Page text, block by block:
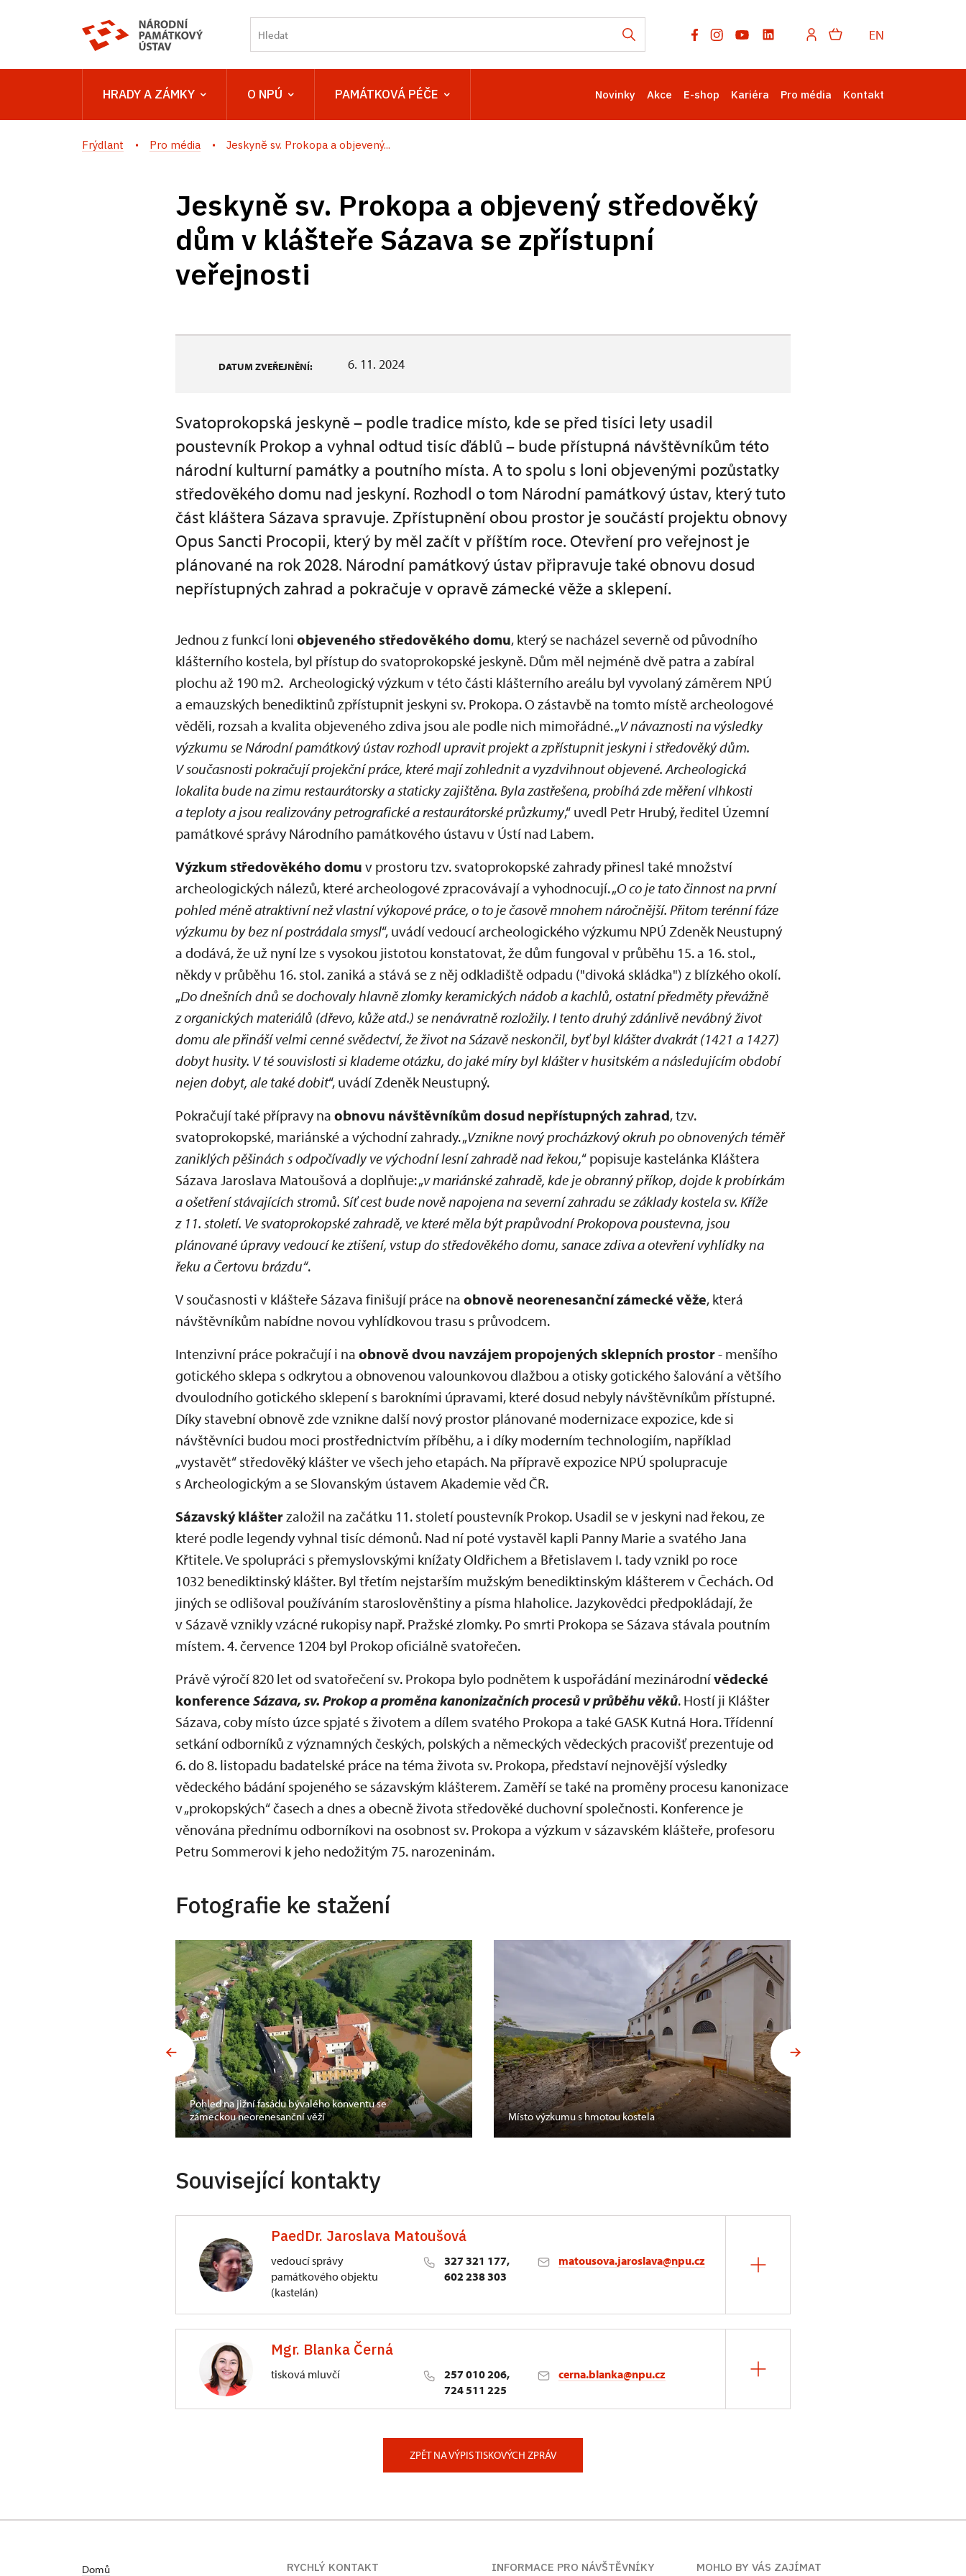
EN
HRADY A ZÁMKY O NPÚ PAMÁTKOVÁ PÉČE Novinky Akce E-shop Kariéra Pro média Kontakt
Frýdlant Pro média Jeskyně sv. Prokopa a objevený...
Jeskyně sv. Prokopa a objevený středověký
dům v klášteře Sázava se zpřístupní
veřejnosti
DATUM ZVEŘEJNĚNÍ: 6. 11. 2024
Svatoprokopská jeskyně – podle tradice místo, kde se před tisíci lety usadil
poustevník Prokop a vyhnal odtud tisíc ďáblů – bude přístupná návštěvníkům této
národní kulturní památky a poutního místa. A to spolu s loni objevenými pozůstatky
středověkého domu nad jeskyní. Rozhodl o tom Národní památkový ústav, který tuto
část kláštera Sázava spravuje. Zpřístupnění obou prostor je součástí projektu obnovy
Opus Sancti Procopii, který by měl začít v příštím roce. Otevření pro veřejnost je
plánované na rok 2028. Národní památkový ústav připravuje také obnovu dosud
nepřístupných zahrad a pokračuje v opravě zámecké věže a sklepení.
Jednou z funkcí loni objeveného středověkého domu, který se nacházel severně od původního
klášterního kostela, byl přístup do svatoprokopské jeskyně. Dům měl nejméně dvě patra a zabíral
plochu až 190 m2. Archeologický výzkum v této části klášterního areálu byl vyvolaný záměrem NPÚ
a emauzských benediktinů zpřístupnit jeskyni sv. Prokopa. O zástavbě na tomto místě archeologové
věděli, rozsah a kvalita objeveného zdiva jsou ale podle nich mimořádné. „V návaznosti na výsledky
výzkumu se Národní památkový ústav rozhodl upravit projekt a zpřístupnit jeskyni i středověký dům.
V současnosti pokračují projekční práce, které mají zohlednit a vyzdvihnout objevené. Archeologická
lokalita bude na zimu restaurátorsky a staticky zajištěna. Byla zastřešena, probíhá zde měření vlhkosti
a teploty a jsou realizovány petrografické a restaurátorské průzkumy,“ uvedl Petr Hrubý, ředitel Územní
památkové správy Národního památkového ústavu v Ústí nad Labem.
Výzkum středověkého domu v prostoru tzv. svatoprokopské zahrady přinesl také množství
archeologických nálezů, které archeologové zpracovávají a vyhodnocují. „O co je tato činnost na první
pohled méně atraktivní než vlastní výkopové práce, o to je časově mnohem náročnější. Přitom terénní fáze
výzkumu by bez ní postrádala smysl“, uvádí vedoucí archeologického výzkumu NPÚ Zdeněk Neustupný
a dodává, že už nyní lze s vysokou jistotou konstatovat, že dům fungoval v průběhu 15. a 16. stol.,
někdy v průběhu 16. stol. zaniká a stává se z něj odkladiště odpadu ("divoká skládka") z blízkého okolí.
„Do dnešních dnů se dochovaly hlavně zlomky keramických nádob a kachlů, ostatní předměty převážně
z organických materiálů (dřevo, kůže atd.) se nenávratně rozložily. I tento druhý zdánlivě nevábný život
domu ale přináší velmi cenné svědectví, že život na Sázavě neskončil, byť byl klášter dvakrát (1421 a 1427)
dobyt husity. V té souvislosti si klademe otázku, do jaké míry byl klášter v husitském a následujícím období
nejen dobyt, ale také dobit“, uvádí Zdeněk Neustupný.
Pokračují také přípravy na obnovu návštěvníkům dosud nepřístupných zahrad, tzv.
svatoprokopské, mariánské a východní zahrady. „Vznikne nový procházkový okruh po obnovených téměř
zaniklých pěšinách s odpočívadly ve východní lesní zahradě nad řekou,“ popisuje kastelánka Kláštera
Sázava Jaroslava Matoušová a doplňuje: „v mariánské zahradě, kde je obranný příkop, dojde k probírkám
a ošetření stávajících stromů. Síť cest bude nově napojena na severní zahradu se základy kostela sv. Kříže
z 11. století. Ve svatoprokopské zahradě, ve které měla být prapůvodní Prokopova poustevna, jsou
plánované úpravy vedoucí ke ztišení, vstup do středověkého domu, sanace zdiva a otevření vyhlídky na
řeku a Čertovu brázdu“.
V současnosti v klášteře Sázava finišují práce na obnově neorenesanční zámecké věže, která
návštěvníkům nabídne novou vyhlídkovou trasu s průvodcem.
Intenzivní práce pokračují i na obnově dvou navzájem propojených sklepních prostor- menšího
gotického sklepa s odkrytou a obnovenou valounkovou dlažbou a otisky gotického šalování a většího
dvoulodního gotického sklepení s barokními úpravami, které dosud nebyly návštěvníkům přístupné.
Díky stavební obnově zde vznikne další nový prostor plánované modernizace expozice, kde si
návštěvníci budou moci prostřednictvím příběhu, a i díky moderním technologiím, například
„vystavět“ středověký klášter ve všech jeho etapách. Na přípravě expozice NPÚ spolupracuje
s Archeologickým a se Slovanským ústavem Akademie věd ČR.
Sázavský klášterzaložil na začátku 11. století poustevník Prokop. Usadil se v jeskyni nad řekou, ze
které podle legendy vyhnal tisíc démonů. Nad ní poté vystavěl kapli Panny Marie a svatého Jana
Křtitele. Ve spolupráci s přemyslovskými knížaty Oldřichem a Břetislavem I. tady vznikl po roce
1032 benediktinský klášter. Byl třetím nejstarším mužským benediktinským klášterem v Čechách. Od
jiných se odlišoval používáním staroslověnštiny a písma hlaholice. Jazykovědci předpokládají, že
v Sázavě vznikly vzácné rukopisy např. Pražské zlomky. Po smrti Prokopa se Sázava stávala poutním
místem. 4. července 1204 byl Prokop oficiálně svatořečen.
Právě výročí 820 let od svatořečení sv. Prokopa bylo podnětem k uspořádání mezinárodnívědecké
konference Sázava, sv. Prokop a proměna kanonizačních procesů v průběhu věků. Hostí ji Klášter
Sázava, coby místo úzce spjaté s životem a dílem svatého Prokopa a také GASK Kutná Hora. Třídenní
setkání odborníků z významných českých, polských a německých vědeckých pracovišť prezentuje od
6. do 8. listopadu badatelské práce na téma života sv. Prokopa, představí nejnovější výsledky
vědeckého bádání spojeného se sázavským klášterem. Zaměří se také na proměny procesu kanonizace
v „prokopských“ časech a dnes a obecně života středověké duchovní společnosti. Konference je
věnována přednímu odborníkovi na osobnost sv. Prokopa a výzkum v sázavském klášteře, profesoru
Petru Sommerovi k jeho nedožitým 75. narozeninám.
Fotografie ke stažení
Pohled na jižní fasádu bývalého konventu se
zámeckou neorenesanční věží
Místo výzkumu s hmotou kostela
Související kontakty
PaedDr. Jaroslava Matoušová
vedoucí správy
památkového objektu
(kastelán)
327 321 177,
602 238 303
matousova.jaroslava@npu.cz
Zámecká 1/, Sázava
Mgr. Blanka Černá
tisková mluvčí
257 010 206,
724 511 225
cerna.blanka@npu.cz
ZPĚT NA VÝPIS TISKOVÝCH ZPRÁV
Domů RYCHLÝ KONTAKT INFORMACE PRO NÁVŠTĚVNÍKY MOHLO BY VÁS ZAJÍMAT